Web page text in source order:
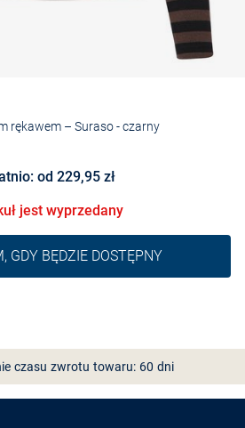
rękawem – Suraso- czarny
od 229,95 zł
jest wyprzedany
GDY BĘDZIE DOSTĘPNY
czasu zwrotu towaru: 60 dni
aplikację VANGRAAF